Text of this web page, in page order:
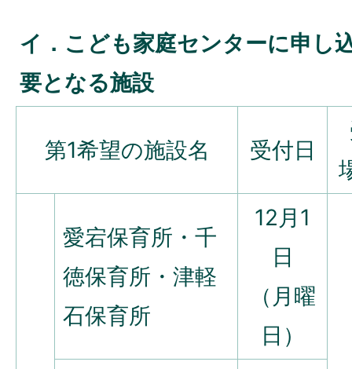
イ．こども家庭センターに申し
要となる施設
第1希望の施設名 受付日
愛宕保育所・千
徳保育所・津軽
石保育所
12月1
日
（月曜
日）